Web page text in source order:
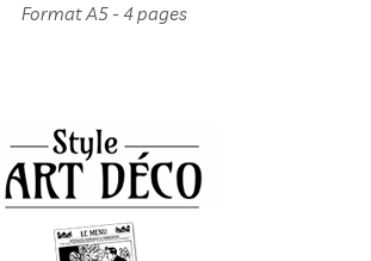
Format A5 - 4 pages